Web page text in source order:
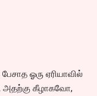
ஓரு ஏரியாவில்
அதற்கு கீழாகவோ,